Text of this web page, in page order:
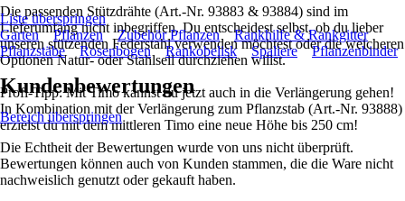
Die passenden Stützdrähte (Art.-Nr. 93883 & 93884) sind im
Lieferumfang nicht inbegriffen. Du entscheidest selbst, ob du lieber
unseren stützenden Federstahl verwenden möchtest oder die weicheren
Optionen Natur- oder Stahlseil durchziehen willst.
Profi-Tipp: Mit Timo kannst du jetzt auch in die Verlängerung gehen!
In Kombination mit der Verlängerung zum Pflanzstab (Art.-Nr. 93888)
erzielst du mit dem mittleren Timo eine neue Höhe bis 250 cm!
Liste überspringen
Garten
Pflanzen Zubehör Pflanzen
Rankhilfe & Rankgitter
Pflanzstäbe
Rosenbogen Rankobelisk Spaliere Pflanzenbinder
Kundenbewertungen
Bereich überspringen
Die Echtheit der Bewertungen wurde von uns nicht überprüft.
Bewertungen können auch von Kunden stammen, die die Ware nicht
nachweislich genutzt oder gekauft haben.